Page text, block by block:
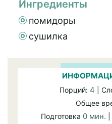
Ингредиенты
помидоры
сушилка
Порций: 4 |
Общее
Подготовка 0 мин.